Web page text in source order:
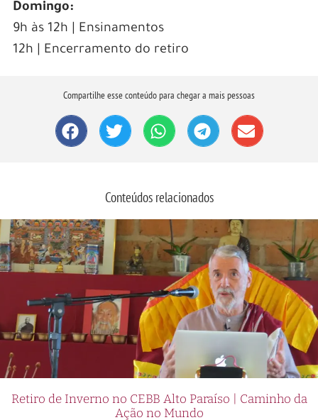
Domingo:
9h às 12h | Ensinamentos
12h | Encerramento do retiro
Compartilhe esse conteúdo para chegar a mais pessoas
Conteúdos relacionados
Retiro de Inverno no CEBB Alto Paraíso | Caminho da
Ação no Mundo